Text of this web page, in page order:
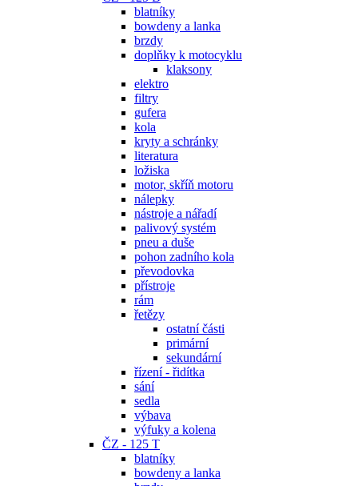
blatníky
bowdeny a lanka
brzdy
doplňky k motocyklu
klaksony
elektro
filtry
gufera
kola
kryty a schránky
literatura
ložiska
motor, skříň motoru
nálepky
nástroje a nářadí
palivový systém
pneu a duše
pohon zadního kola
převodovka
přístroje
rám
řetězy
ostatní části
primární
sekundární
řízení - řidítka
sání
sedla
výbava
výfuky a kolena
ČZ - 125 T
blatníky
bowdeny a lanka